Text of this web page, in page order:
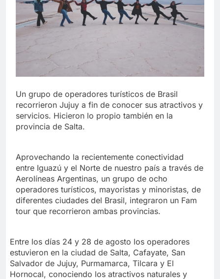
Un grupo de operadores turísticos de Brasil
recorrieron Jujuy a fin de conocer sus atractivos y
servicios. Hicieron lo propio también en la
provincia de Salta.
Aprovechando la recientemente conectividad
entre Iguazú y el Norte de nuestro país a través de
Aerolíneas Argentinas, un grupo de ocho
operadores turísticos, mayoristas y minoristas, de
diferentes ciudades del Brasil, integraron un Fam
tour que recorrieron ambas provincias.
Entre los días 24 y 28 de agosto los operadores
estuvieron en la ciudad de Salta, Cafayate, San
Salvador de Jujuy, Purmamarca, Tilcara y El
Hornocal, conociendo los atractivos naturales y